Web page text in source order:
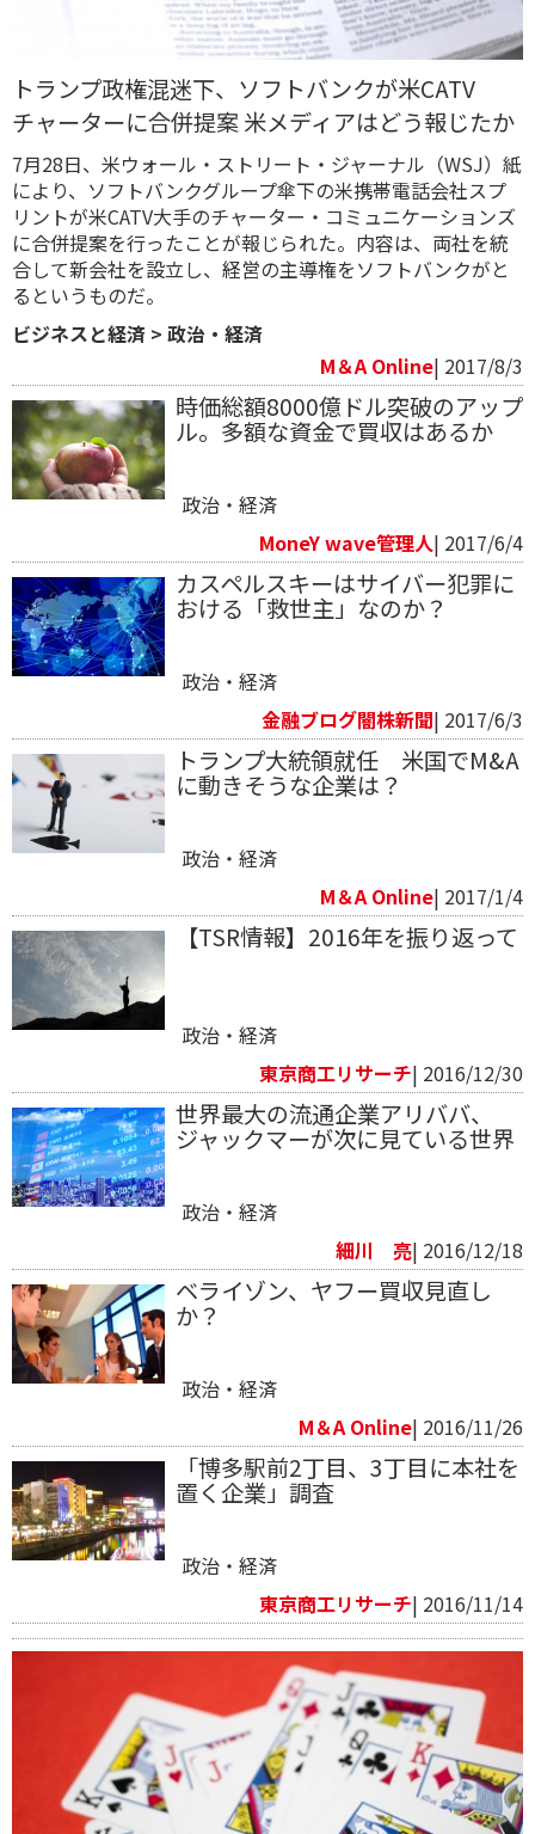
トランプ政権混迷下、ソフトバンクが米CATV
チャーターに合併提案 米メディアはどう報じたか
7月28日、米ウォール・ストリート・ジャーナル（WSJ）紙
により、ソフトバンクグループ傘下の米携帯電話会社スプ
リントが米CATV大手のチャーター・コミュニケーションズ
に合併提案を行ったことが報じられた。内容は、両社を統
合して新会社を設立し、経営の主導権をソフトバンクがと
るというものだ。
ビジネスと経済 > 政治・経済
M＆A Online| 2017/8/3
時価総額8000億ドル突破のアップ
ル。多額な資金で買収はあるか
政治・経済
MoneY wave管理人| 2017/6/4
カスペルスキーはサイバー犯罪に
おける「救世主」なのか？
政治・経済
金融ブログ闇株新聞| 2017/6/3
トランプ大統領就任 米国でM&A
に動きそうな企業は？
政治・経済
M＆A Online| 2017/1/4
【TSR情報】2016年を振り返って
政治・経済
東京商工リサーチ| 2016/12/30
世界最大の流通企業アリババ、
ジャックマーが次に見ている世界
政治・経済
細川 亮| 2016/12/18
ベライゾン、ヤフー買収見直し
か？
政治・経済
M＆A Online| 2016/11/26
「博多駅前2丁目、3丁目に本社を
置く企業」調査
政治・経済
東京商工リサーチ| 2016/11/14